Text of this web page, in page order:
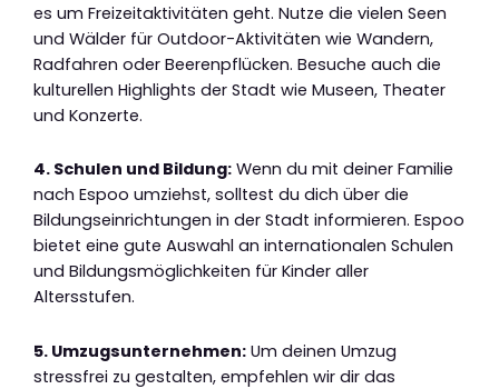
es um Freizeitaktivitäten geht. Nutze die vielen Seen
und Wälder für Outdoor-Aktivitäten wie Wandern,
Radfahren oder Beerenpflücken. Besuche auch die
kulturellen Highlights der Stadt wie Museen, Theater
und Konzerte.
4. Schulen und Bildung: Wenn du mit deiner Familie
nach Espoo umziehst, solltest du dich über die
Bildungseinrichtungen in der Stadt informieren. Espoo
bietet eine gute Auswahl an internationalen Schulen
und Bildungsmöglichkeiten für Kinder aller
Altersstufen.
5. Umzugsunternehmen: Um deinen Umzug
stressfrei zu gestalten, empfehlen wir dir das